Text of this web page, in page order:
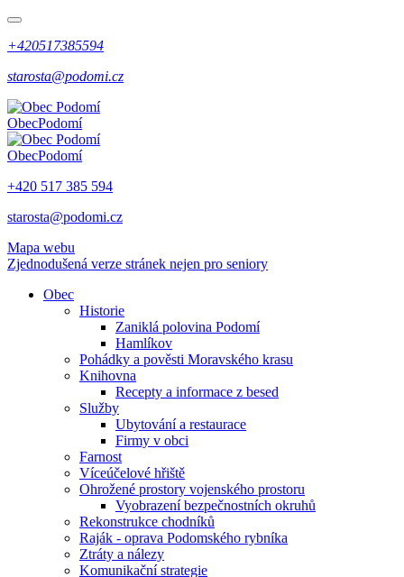
+420517385594
starosta@podomi.cz
ObecPodomí
ObecPodomí
+420 517 385 594
starosta@podomi.cz
Mapa webu
Zjednodušená verze stránek nejen pro seniory
Obec
Historie
Zaniklá polovina Podomí
Hamlíkov
Pohádky a pověsti Moravského krasu
Knihovna
Recepty a informace z besed
Služby
Ubytování a restaurace
Firmy v obci
Farnost
Víceúčelové hřiště
Ohrožené prostory vojenského prostoru
Vyobrazení bezpečnostních okruhů
Rekonstrukce chodníků
Raják - oprava Podomského rybníka
Ztráty a nálezy
Komunikační strategie